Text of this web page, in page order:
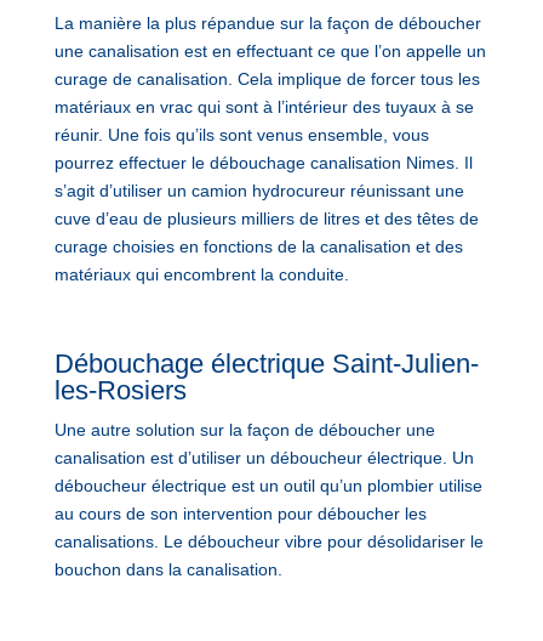
La manière la plus répandue sur la façon de déboucher
une canalisation est en effectuant ce que l’on appelle un
curage de canalisation. Cela implique de forcer tous les
matériaux en vrac qui sont à l’intérieur des tuyaux à se
réunir. Une fois qu’ils sont venus ensemble, vous
pourrez effectuer le débouchage canalisation Nimes. Il
s’agit d’utiliser un camion hydrocureur réunissant une
cuve d’eau de plusieurs milliers de litres et des têtes de
curage choisies en fonctions de la canalisation et des
matériaux qui encombrent la conduite.
Débouchage électrique Saint-Julien-
les-Rosiers
Une autre solution sur la façon de déboucher une
canalisation est d’utiliser un déboucheur électrique. Un
déboucheur électrique est un outil qu’un plombier utilise
au cours de son intervention pour déboucher les
canalisations. Le déboucheur vibre pour désolidariser le
bouchon dans la canalisation.